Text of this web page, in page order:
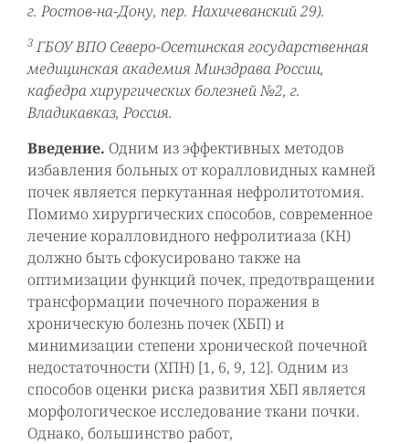
г. Ростов-на-Дону, пер. Нахичеванский 29).
3 ГБОУ ВПО Северо-Осетинская государственная
медицинская академия Минздрава России,
кафедра хирургических болезней №2, г.
Владикавказ, Россия.
Введение. Одним из эффективных методов
избавления больных от коралловидных камней
почек является перкутанная нефролитотомия.
Помимо хирургических способов, современное
лечение коралловидного нефролитиаза (КН)
должно быть сфокусировано также на
оптимизации функций почек, предотвращении
трансформации почечного поражения в
хроническую болезнь почек (ХБП) и
минимизации степени хронической почечной
недостаточности (ХПН) [1, 6, 9, 12]. Одним из
способов оценки риска развития ХБП является
морфологическое исследование ткани почки.
Однако, большинство работ,